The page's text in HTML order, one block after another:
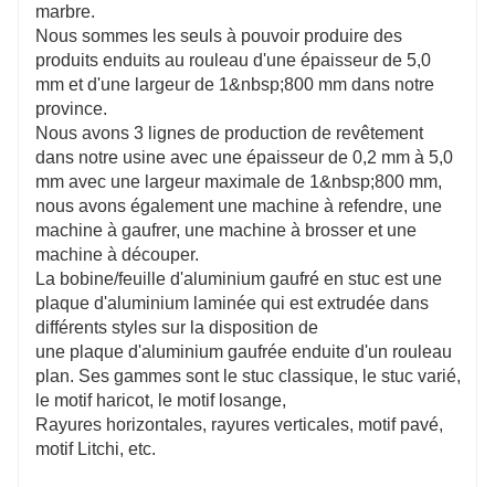
marbre.
Nous sommes les seuls à pouvoir produire des
produits enduits au rouleau d'une épaisseur de 5,0
mm et d'une largeur de 1&nbsp;800 mm dans notre
province.
Nous avons 3 lignes de production de revêtement
dans notre usine avec une épaisseur de 0,2 mm à 5,0
mm avec une largeur maximale de 1&nbsp;800 mm,
nous avons également une machine à refendre, une
machine à gaufrer, une machine à brosser et une
machine à découper.
La bobine/feuille d'aluminium gaufré en stuc est une
plaque d'aluminium laminée qui est extrudée dans
différents styles sur la disposition de
une plaque d'aluminium gaufrée enduite d'un rouleau
plan. Ses gammes sont le stuc classique, le stuc varié,
le motif haricot, le motif losange,
Rayures horizontales, rayures verticales, motif pavé,
motif Litchi, etc.